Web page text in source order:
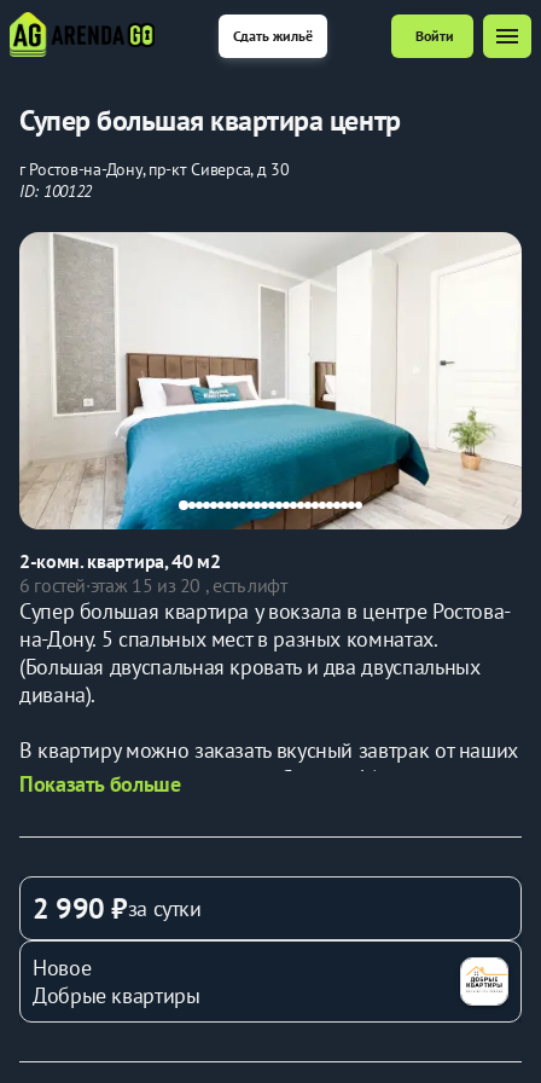
Сдать жильё Войти menu
Супер большая квартира центр
г Ростов-на-Дону, пр-кт Сиверса, д 30
ID: 100122
2-комн. квартира, 40 м2
6 гостей·этаж 15 из 20 , есть лифт
Супер большая квартира у вокзала в центре Ростова-
на-Дону. 5 спальных мест в разных комнатах.
(Большая двуспальная кровать и два двуспальных
дивана).
В квартиру можно заказать вкусный завтрак от наших
партнеров сети ресторанов Сицилия! (вся
транспортная развязка:
-Главный Жд и Авто вокзалы.
- жд больница на Варфоломеева.
-Офтальмологическая клиника Эксимер.
-Ленинский районный суд.
-Штаб ЮФО.
Показать больше
2 990 ₽за сутки
Новое
Добрые квартиры